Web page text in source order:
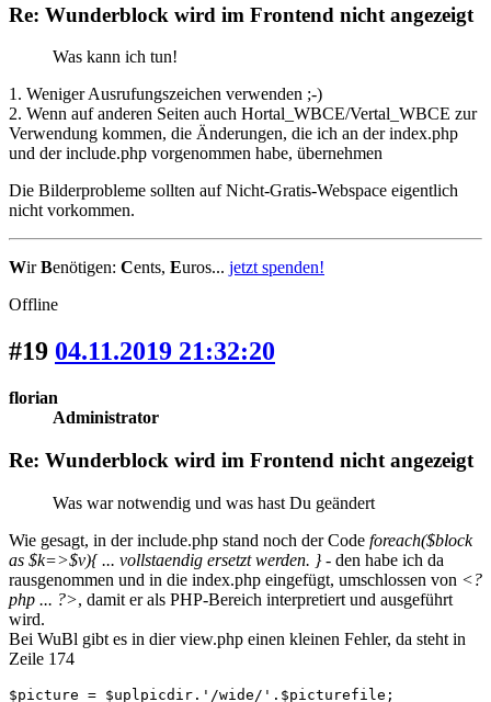
Re: Wunderblock wird im Frontend nicht angezeigt
Was kann ich tun!
1. Weniger Ausrufungszeichen verwenden ;-)
2. Wenn auf anderen Seiten auch Hortal_WBCE/Vertal_WBCE zur
Verwendung kommen, die Änderungen, die ich an der index.php
und der include.php vorgenommen habe, übernehmen
Die Bilderprobleme sollten auf Nicht-Gratis-Webspace eigentlich
nicht vorkommen.
WirBenötigen: Cents, Euros... jetzt spenden!
Offline
#19 04.11.2019 21:32:20
florian
Administrator
Re: Wunderblock wird im Frontend nicht angezeigt
Was war notwendig und was hast Du geändert
Wie gesagt, in der include.php stand noch der Code foreach($block
as $k=>$v){ ... vollstaendig ersetzt werden. }- den habe ich da
rausgenommen und in die index.php eingefügt, umschlossen von <?
php ... ?>, damit er als PHP-Bereich interpretiert und ausgeführt
wird.
Bei WuBl gibt es in dier view.php einen kleinen Fehler, da steht in
Zeile 174
$picture = $uplpicdir.'/wide/'.$picturefile;